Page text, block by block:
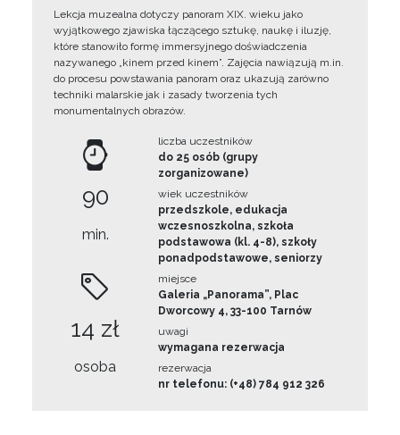
Lekcja muzealna dotyczy panoram XIX. wieku jako
wyjątkowego zjawiska łączącego sztukę, naukę i iluzję,
które stanowiło formę immersyjnego doświadczenia
nazywanego „kinem przed kinem”. Zajęcia nawiązują m.in.
do procesu powstawania panoram oraz ukazują zarówno
techniki malarskie jak i zasady tworzenia tych
monumentalnych obrazów.
90
min.
14 zł
osoba
liczba uczestników
do 25 osób (grupy
zorganizowane)
wiek uczestników
przedszkole, edukacja
wczesnoszkolna, szkoła
podstawowa (kl. 4-8), szkoły
ponadpodstawowe, seniorzy
miejsce
Galeria „Panorama”, Plac
Dworcowy 4, 33-100 Tarnów
uwagi
wymagana rezerwacja
rezerwacja
nr telefonu: (+48) 784 912 326